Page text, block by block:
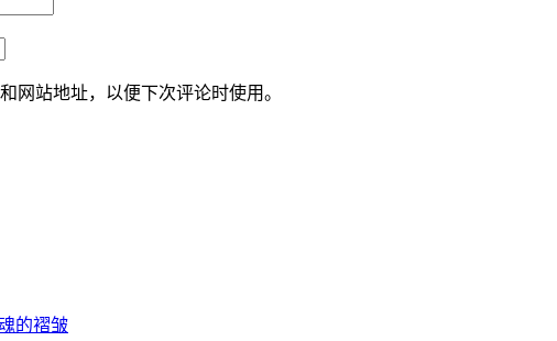
网站地址，以便下次评论时使用。
的褶皱